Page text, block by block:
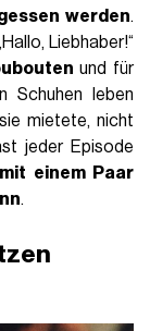
werden.
Liebhaber!“
und für
Schuhen leben
mietete, nicht
jeder Episode
einem Paar
.